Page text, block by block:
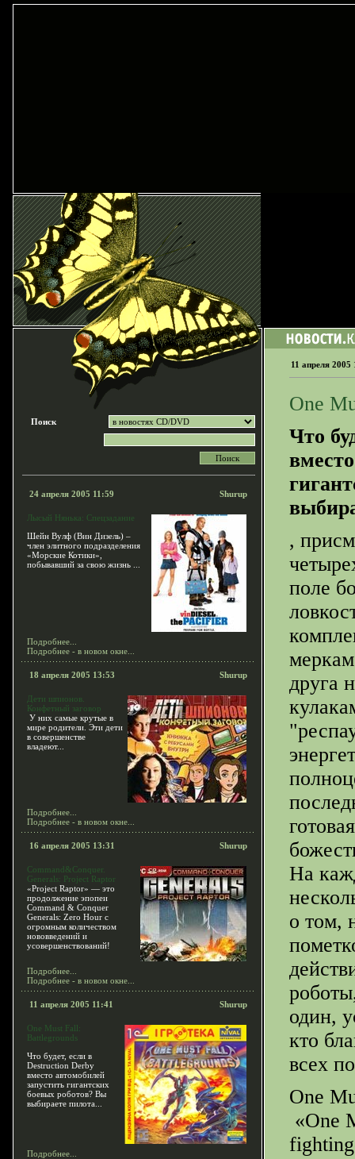
Поиск
24 апреля 2005 11:59 Shurup
Лысый Нянька: Спецзадание
Шейн Вулф (Вин Дизель) –
член элитного подразделения
«Морские Котики»,
побывавший за свою жизнь ...
Подробнее...
Подробнее - в новом окне...
18 апреля 2005 13:53 Shurup
Дети шпионов.
Конфетный заговор
У них самые крутые в
мире родители. Эти дети
в совершенстве
владеют...
Подробнее...
Подробнее - в новом окне...
16 апреля 2005 13:31 Shurup
Command&Conquer.
Generals: Project Raptor
«Project Raptor» — это
продолжение эпопеи
Command & Conquer
Generals: Zero Hour с
огромным количеством
нововведений и
усовершенствований!
Подробнее...
Подробнее - в новом окне...
11 апреля 2005 11:41 Shurup
One Must Fall:
Battlegrounds
Что будет, если в
Destruction Derby
вместо автомобилей
запустить гигантских
боевых роботов? Вы
выбираете пилота...
Подробнее...
11 апреля 2005
One
Что
,
поле
друга
На
о том,
один,
кто
всех
One
«One